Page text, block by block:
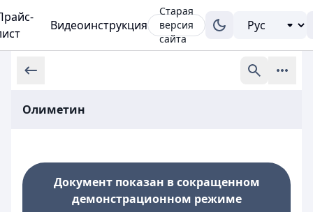
Видеоинструкция
Старая
версия
сайта
Олиметин
Документ показан в сокращенном
демонстрационном режиме